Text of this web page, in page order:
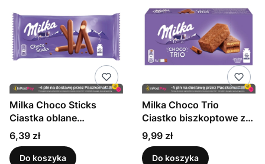
Milka Choco Sticks
Ciastka oblane
czekoladą mleczną 112 g
Cena
6,39 zł
Do koszyka
Milka Choco Trio
Ciastko biszkoptowe z
nadzieniem kakaowym
oblane czekoladą
mleczną 150 g (5 sztuk)
Cena
9,99 zł
Do koszyka